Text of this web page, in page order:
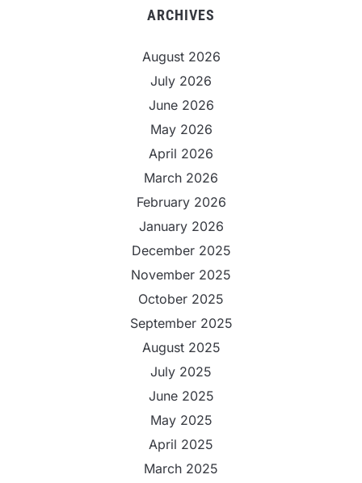
ARCHIVES
August 2026
July 2026
June 2026
May 2026
April 2026
March 2026
February 2026
January 2026
December 2025
November 2025
October 2025
September 2025
August 2025
July 2025
June 2025
May 2025
April 2025
March 2025